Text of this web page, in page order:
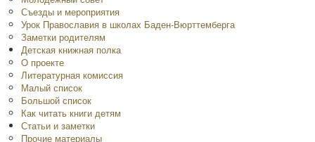
Съезды и мероприятия
Урок Православия в школах Баден-Вюрттемберга
Заметки родителям
Детская книжная полка
O проекте
Литературная комиссия
Малый список
Большой список
Как читать книги детям
Статьи и заметки
Прочие материалы